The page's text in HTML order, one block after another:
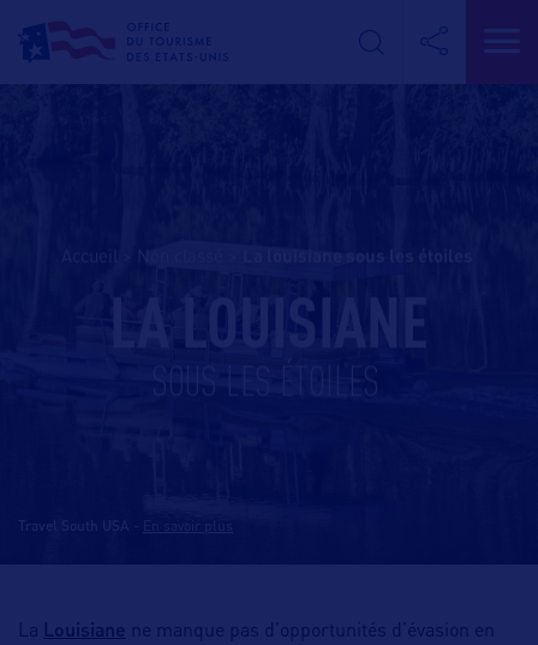
LA LOUISIANE
SOUS LES ÉTOILES
Travel South USA
La Louisiane ne manque pas d’opportunités d’évasion en